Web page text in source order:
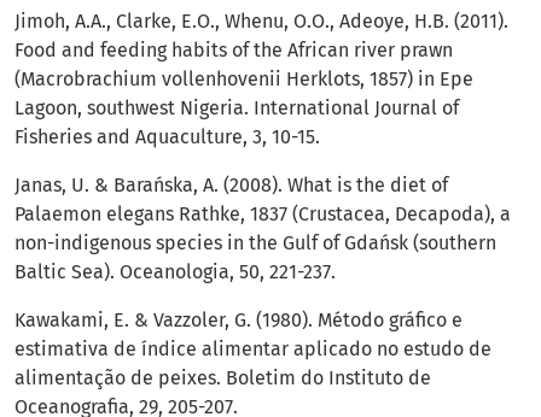
Jimoh, A.A., Clarke, E.O., Whenu, O.O., Adeoye, H.B. (2011).
Food and feeding habits of the African river prawn
(Macrobrachium vollenhovenii Herklots, 1857) in Epe
Lagoon, southwest Nigeria. International Journal of
Fisheries and Aquaculture, 3, 10-15.
Janas, U. & Barańska, A. (2008). What is the diet of
Palaemon elegans Rathke, 1837 (Crustacea, Decapoda), a
non-indigenous species in the Gulf of Gdańsk (southern
Baltic Sea). Oceanologia, 50, 221-237.
Kawakami, E. & Vazzoler, G. (1980). Método gráfico e
estimativa de índice alimentar aplicado no estudo de
alimentação de peixes. Boletim do Instituto de
Oceanografia, 29, 205-207.